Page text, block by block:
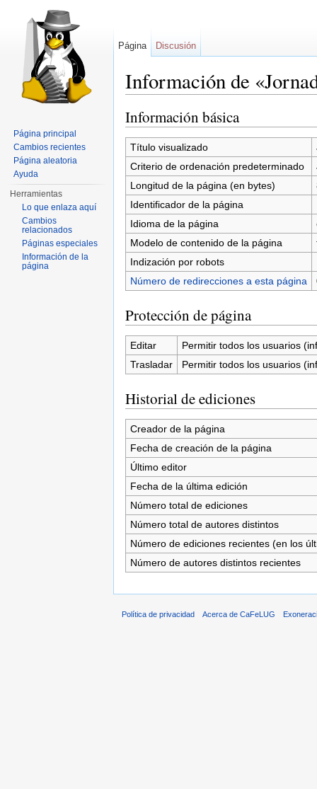
Información de
Información básica
Título visualizado
Criterio de ordenación predeterminado
Longitud de la página (en bytes)
Identificador de la página
Idioma de la página
Modelo de contenido de la página
Indización por robots
Número de redirecciones a esta página
Protección de página
Editar
Permitir todos los usuarios
Trasladar
Permitir todos los usuarios
Historial de ediciones
Creador de la página
Fecha de creación de la página
Último editor
Fecha de la última edición
Número total de ediciones
Número total de autores distintos
Número de ediciones recientes (en los
Número de autores distintos recientes
Página Discusión
Página principal
Cambios recientes
Página aleatoria
Ayuda
Herramientas
Lo que enlaza aquí
Cambios
relacionados
Páginas especiales
Información de la
página
Política de privacidad Acerca de CaFeLUG